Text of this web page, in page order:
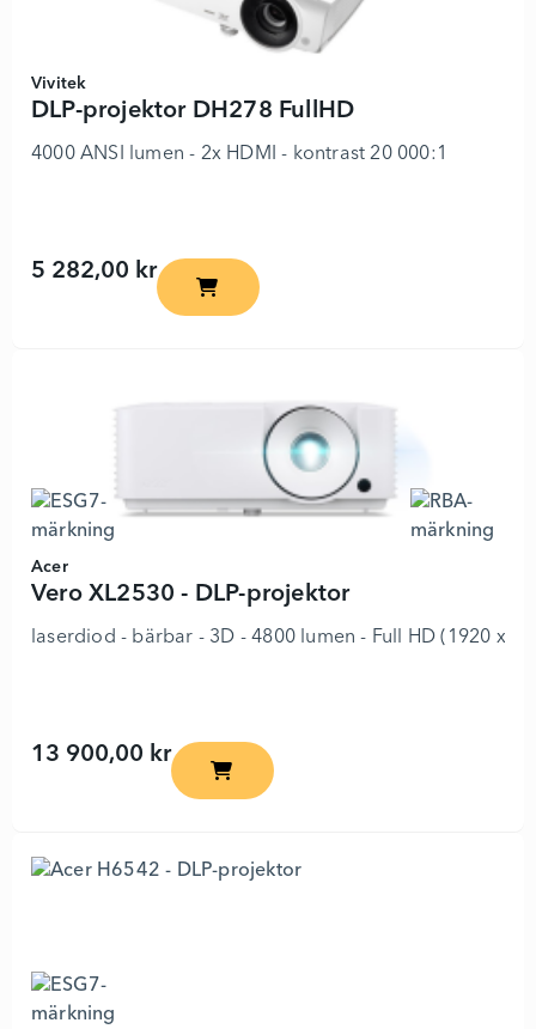
Vivitek
DLP-projektor DH278 FullHD
4000 ANSI lumen - 2x HDMI - kontrast 20 000:1
5 282,00 krDLP-projektor DH278 FullHD - 6683931 -
Acer
Vero XL2530 - DLP-projektor
laserdiod - bärbar - 3D - 4800 lumen - Full HD (1920 x
13 900,00 krVero XL2530 - DLP-projektor - 7929740